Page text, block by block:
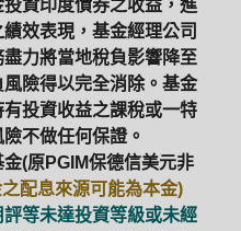
資印度債券之收益，進
效表現，基金經理公司
力將當地稅負影響降至
險得以完全消除。基金
投資收益之課稅或一特
不做任何保證。
(原PGIM保德信美元非
配息來源可能為本金)
等未達投資等級或未經